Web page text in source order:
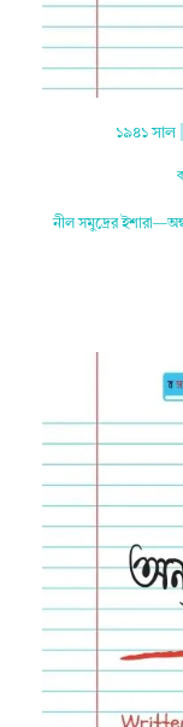
১৯৪১ সাল
নীল সমুদ্রের